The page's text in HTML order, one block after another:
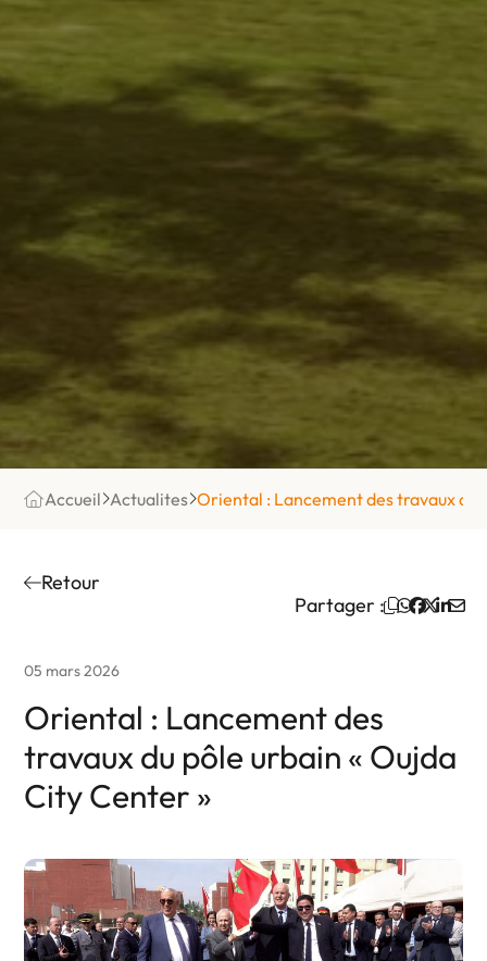
Accueil Actualites Oriental : Lancement des travaux du
Retour
Partager :
05 mars 2026
Oriental : Lancement des
travaux du pôle urbain « Oujda
City Center »